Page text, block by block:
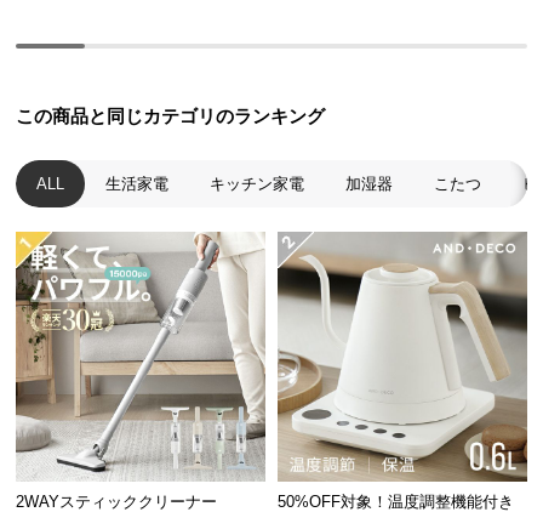
送
い
開
梱
設
置
サ
ビ
ス
に
つ
メトロ電気工業株式会社
プクラスの熱源専門メーカー。
芯までぬくもる石英管ヒーター
遠赤外線の効果で体の芯まであたたかく。人や環境
にやさしいクリーンな温もりを届けます。
この商品と同じカテゴリのランキング
ALL 生活家電 キッチン家電 加湿器 こたつ ヒ
2WAYスティッククリーナー
50%OFF対象！温度調整機能付き